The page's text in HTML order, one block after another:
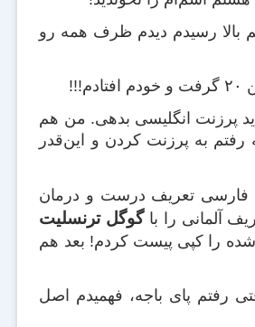
بالا رسیدم دیدم ظرف همه رو
پرزنت انگلیسی بدهی. من هم
رفتم به پرزنت کردن و این‌قدر
فارسی تعریف درست و درمان
آلمانی را باگوگل ترنسلیت
را کپی پیست کردم! بعد هم
رفتم پای باجه، فهمیدم اصل‌